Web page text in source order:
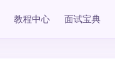
教程中心 面试宝典